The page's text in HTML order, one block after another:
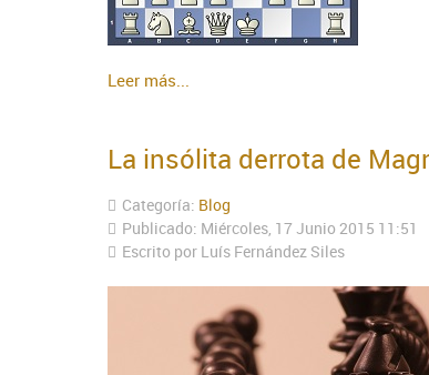
Leer más...
La insólita derrota de
Categoría: Blog
Publicado: Miércoles, 17 Junio 2015 11:51
Escrito por Luís Fernández Siles